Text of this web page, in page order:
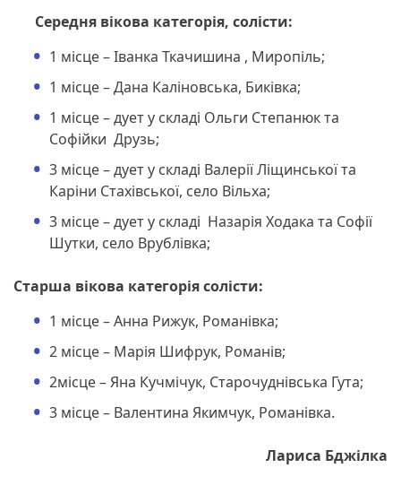
Середня вікова категорія, солісти:
1 місце – Іванка Ткачишина , Миропіль;
1 місце – Дана Каліновська, Биківка;
1 місце – дует у складі Ольги Степанюк та
Софійки Друзь;
3 місце – дует у складі Валерії Ліщинської та
Каріни Стахівської, село Вільха;
3 місце – дует у складі Назарія Ходака та Софії
Шутки, село Врублівка;
Старша вікова категорія солісти:
1 місце – Анна Рижук, Романівка;
2 місце – Марія Шифрук, Романів;
2місце – Яна Кучмічук, Старочуднівська Гута;
3 місце – Валентина Якимчук, Романівка.
Лариса Бджілка